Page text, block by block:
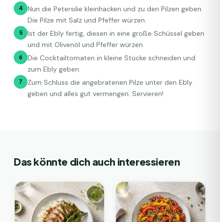
4
Nun die Petersilie kleinhacken und zu den Pilzen geben.
Die Pilze mit Salz und Pfeffer würzen.
5
Ist der Ebly fertig, diesen in eine große Schüssel geben
und mit Olivenöl und Pfeffer würzen.
6
Die Cocktailtomaten in kleine Stücke schneiden und
zum Ebly geben.
7
Zum Schluss die angebratenen Pilze unter den Ebly
geben und alles gut vermengen. Servieren!
Das könnte dich auch interessieren